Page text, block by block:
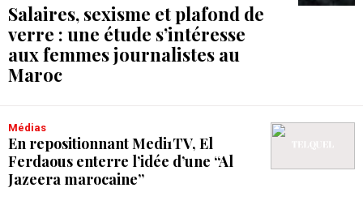
Salaires, sexisme et plafond de
verre : une étude s’intéresse
aux femmes journalistes au
Maroc
Médias
En repositionnant Medi1TV, El
Ferdaous enterre l’idée d’une “Al
Jazeera marocaine”